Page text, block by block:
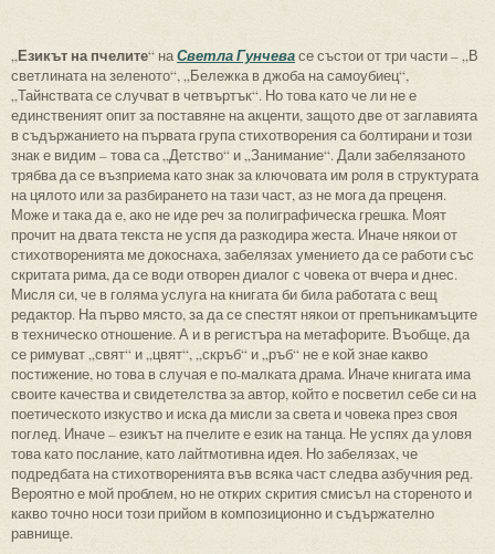
„Езикът на пчелите“ наСветла Гунчевасе състои от три части – „В
светлината на зеленото“, „Бележка в джоба на самоубиец“,
„Тайнствата се случват в четвъртък“. Но това като че ли не е
единственият опит за поставяне на акценти, защото две от заглавията
в съдържанието на първата група стихотворения са болтирани и този
знак е видим – това са „Детство“ и „Занимание“. Дали забелязаното
трябва да се възприема като знак за ключовата им роля в структурата
на цялото или за разбирането на тази част, аз не мога да преценя.
Може и така да е, ако не иде реч за полиграфическа грешка. Моят
прочит на двата текста не успя да разкодира жеста. Иначе някои от
стихотворенията ме докоснаха, забелязах умението да се работи със
скритата рима, да се води отворен диалог с човека от вчера и днес.
Мисля си, че в голяма услуга на книгата би била работата с вещ
редактор. На първо място, за да се спестят някои от препъникамъците
в техническо отношение. А и в регистъра на метафорите. Въобще, да
се римуват „свят“ и „цвят“, „скръб“ и „ръб“ не е кой знае какво
постижение, но това в случая е по-малката драма. Иначе книгата има
своите качества и свидетелства за автор, който е посветил себе си на
поетическото изкуство и иска да мисли за света и човека през своя
поглед. Иначе – езикът на пчелите е език на танца. Не успях да уловя
това като послание, като лайтмотивна идея. Но забелязах, че
подредбата на стихотворенията във всяка част следва азбучния ред.
Вероятно е мой проблем, но не открих скрития смисъл на стореното и
какво точно носи този прийом в композиционно и съдържателно
равнище.